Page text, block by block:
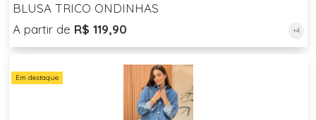
BLUSA TRICO ONDINHAS
A partir de R$ 119,90 +4
Em destaque